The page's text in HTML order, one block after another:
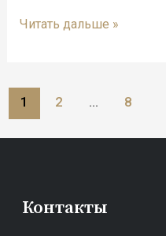
Читать дальше »
1 2 … 8
Контакты